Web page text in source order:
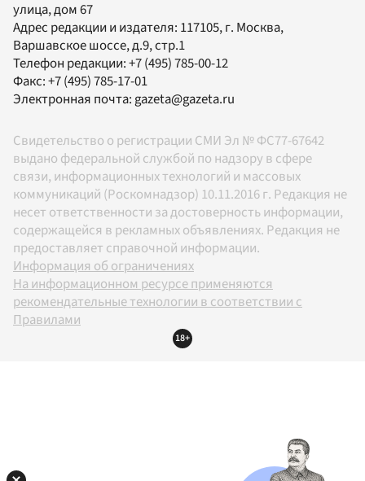
улица, дом 67
Адрес редакции и издателя: 117105, г. Москва,
Варшавское шоссе, д.9, стр.1
Телефон редакции:+7 (495) 785-00-12
Факс:+7 (495) 785-17-01
Электронная почта:gazeta@gazeta.ru
Свидетельство о регистрации СМИ Эл № ФС77-67642
выдано федеральной службой по надзору в сфере
связи, информационных технологий и массовых
коммуникаций (Роскомнадзор) 10.11.2016 г. Редакция не
несет ответственности за достоверность информации,
содержащейся в рекламных объявлениях. Редакция не
предоставляет справочной информации.
Информация об ограничениях
На информационном ресурсе применяются
рекомендательные технологии в соответствии с
Правилами
18+